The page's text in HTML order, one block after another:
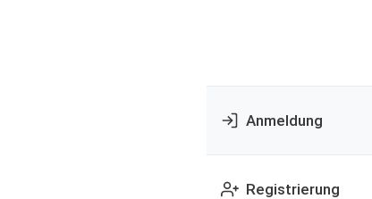
Anmeldung
Registrierung